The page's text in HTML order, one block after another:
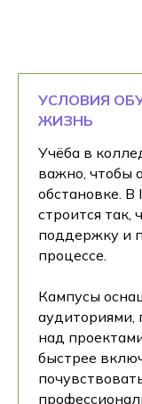
УСЛОВИЯ
ЖИЗНЬ
Учёба в
важно, чтобы
обстановке.
строится так,
поддержку и
процессе.
Кампусы
аудиториями,
над
быстрее